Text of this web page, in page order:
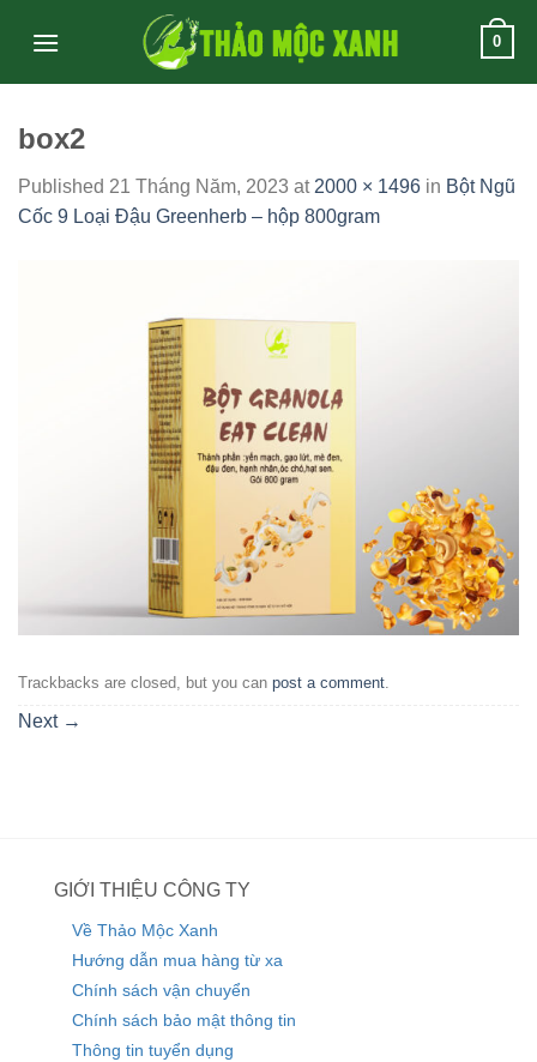
0
box2
Published 21 Tháng Năm, 2023 at 2000 × 1496 in Bột Ngũ
Cốc 9 Loại Đậu Greenherb – hộp 800gram
Trackbacks are closed, but you can post a comment
Next →
GIỚI THIỆU CÔNG TY
Về Thảo Mộc Xanh
Hướng dẫn mua hàng từ xa
Chính sách vận chuyển
Chính sách bảo mật thông tin
Thông tin tuyển dụng